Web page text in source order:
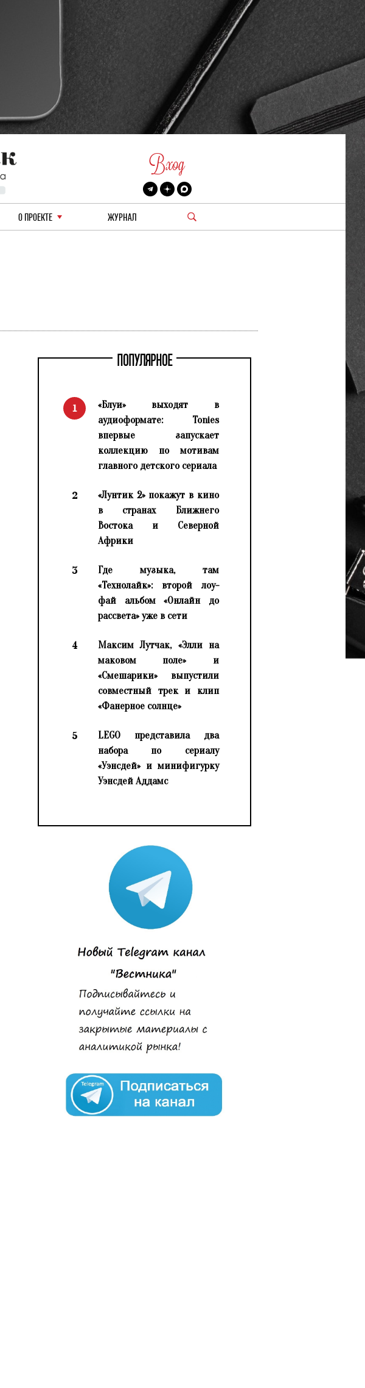
Вход
О ПРОЕКТЕ ЖУРНАЛ
ПОПУЛЯРНОЕ
1
«Блуи» выходят в
аудиоформате: Tonies
впервые запускает
коллекцию по мотивам
главного детского сериала
2
«Лунтик 2» покажут в кино
в странах Ближнего
Востока и Северной
Африки
3
Где музыка, там
«Технолайк»: второй лоу-
фай альбом «Онлайн до
рассвета» уже в сети
4
Максим Лутчак, «Элли на
маковом поле» и
«Смешарики» выпустили
совместный трек и клип
«Фанерное солнце»
5
LEGO представила два
набора по сериалу
«Уэнсдей» и минифигурку
Уэнсдей Аддамс